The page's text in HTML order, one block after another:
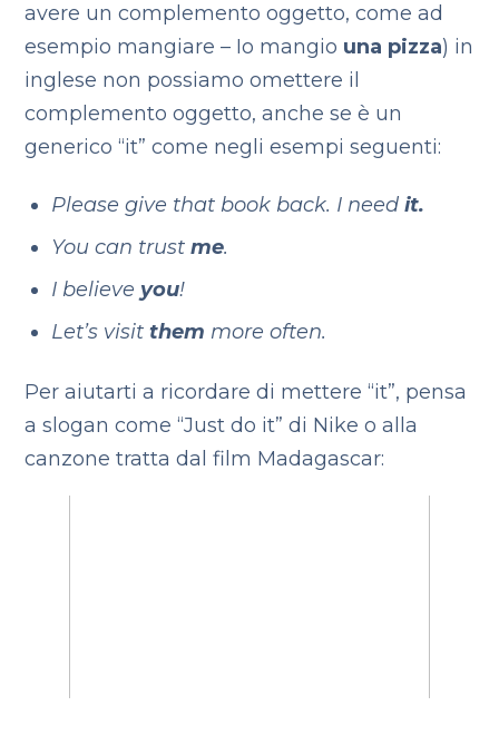
avere un complemento oggetto, come ad
esempio mangiare – Io mangio una pizza) in
inglese non possiamo omettere il
complemento oggetto, anche se è un
generico “it” come negli esempi seguenti:
Please give that book back. I need it.
You can trust me.
I believe you!
Let’s visit them more often.
Per aiutarti a ricordare di mettere “it”, pensa
a slogan come “Just do it” di Nike o alla
canzone tratta dal film Madagascar: